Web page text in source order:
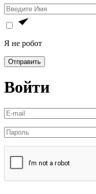
Я не робот
Отправить
Войти